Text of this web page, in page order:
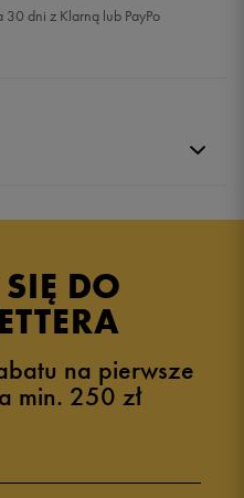
30 dni z Klarną lub PayPo
DO
na pierwsze
min. 250 zł